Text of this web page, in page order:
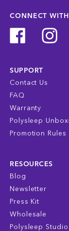
CONNECT
SUPPORT
Contact Us
FAQ
Warranty
Polysleep
Promotion Rules
RESOURCES
Blog
Newsletter
Press Kit
Wholesale
Polysleep Studio